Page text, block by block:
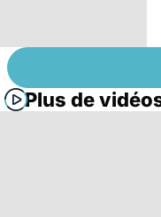
Plus de